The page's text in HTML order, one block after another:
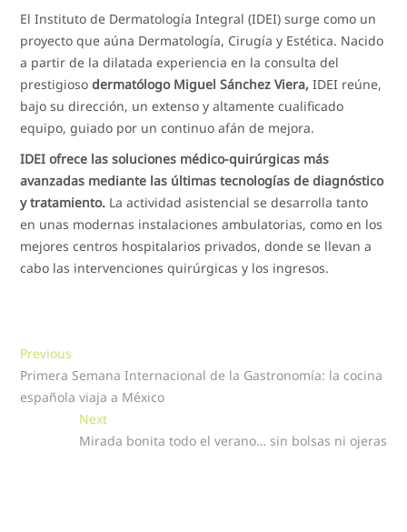
El Instituto de Dermatología Integral (IDEI) surge como un
proyecto que aúna Dermatología, Cirugía y Estética. Nacido
a partir de la dilatada experiencia en la consulta del
prestigiosodermatólogo Miguel Sánchez Viera, IDEI reúne,
bajo su dirección, un extenso y altamente cualificado
equipo, guiado por un continuo afán de mejora.
IDEI ofrece las soluciones médico-quirúrgicas más
avanzadas mediante las últimas tecnologías de diagnóstico
y tratamiento. La actividad asistencial se desarrolla tanto
en unas modernas instalaciones ambulatorias, como en los
mejores centros hospitalarios privados, donde se llevan a
cabo las intervenciones quirúrgicas y los ingresos.
Navegación
de
entradas
Previous
post:
Primera Semana Internacional de la Gastronomía: la cocina
española viaja a México
NextNext
post:
Mirada bonita todo el verano… sin bolsas ni ojeras